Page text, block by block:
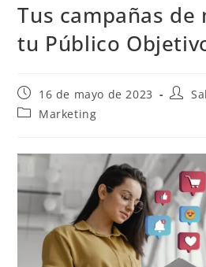
Tus campañas
tu Público
16 de mayo de 2023
Marketing